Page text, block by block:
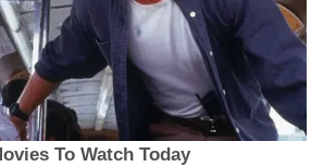
To Watch Today